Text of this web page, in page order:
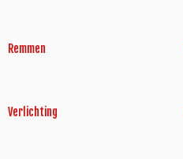
Remmen
Verlichting